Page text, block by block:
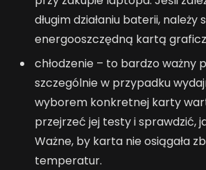
długim działaniu baterii, należy
energooszczędną kartą
chłodzenie – to bardzo ważny
szczególnie w przypadku
wyborem konkretnej karty
przejrzeć jej testy i sprawdzić,
Ważne, by karta nie osiągała
temperatur.